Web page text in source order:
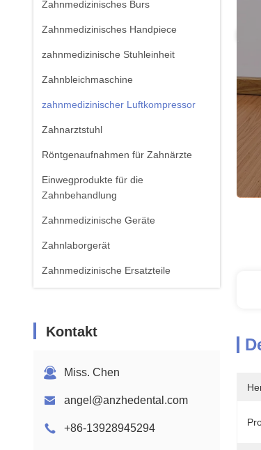
Zahnmedizinisches Burs
Zahnmedizinisches Handpiece
zahnmedizinische Stuhleinheit
Zahnbleichmaschine
zahnmedizinischer Luftkompressor
Zahnarztstuhl
Röntgenaufnahmen für Zahnärzte
Einwegprodukte für die
Zahnbehandlung
Zahnmedizinische Geräte
Zahnlaborgerät
Zahnmedizinische Ersatzteile
Kontakt
Miss. Chen
angel@anzhedental.com
+86-13928945294